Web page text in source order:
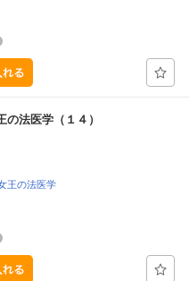
法医学（１４）
王の法医学